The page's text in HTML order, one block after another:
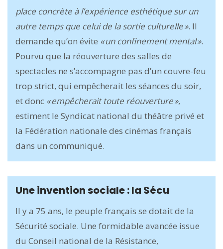
place concrète à l’expérience esthétique sur un
autre temps que celui de la sortie culturelle ». Il
demande qu’on évite « un confinement mental ».
Pourvu que la réouverture des salles de
spectacles ne s’accompagne pas d’un couvre-feu
trop strict, qui empêcherait les séances du soir,
et donc « empêcherait toute réouverture »,
estiment le Syndicat national du théâtre privé et
la Fédération nationale des cinémas français
dans un communiqué.
Une invention sociale : la Sécu
Il y a 75 ans, le peuple français se dotait de la
Sécurité sociale. Une formidable avancée issue
du Conseil national de la Résistance,